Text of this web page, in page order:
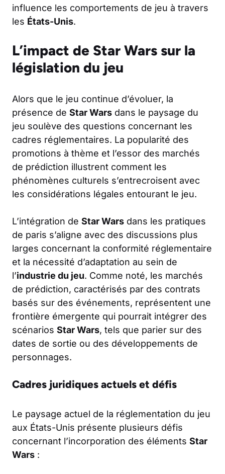
influence les comportements de jeu à travers
les États-Unis.
L’impact de Star Wars sur la
législation du jeu
Alors que le jeu continue d’évoluer, la
présence de Star Wars dans le paysage du
jeu soulève des questions concernant les
cadres réglementaires. La popularité des
promotions à thème et l’essor des marchés
de prédiction illustrent comment les
phénomènes culturels s’entrecroisent avec
les considérations légales entourant le jeu.
L’intégration de Star Wars dans les pratiques
de paris s’aligne avec des discussions plus
larges concernant la conformité réglementaire
et la nécessité d’adaptation au sein de
l’industrie du jeu. Comme noté, les marchés
de prédiction, caractérisés par des contrats
basés sur des événements, représentent une
frontière émergente qui pourrait intégrer des
scénarios Star Wars, tels que parier sur des
dates de sortie ou des développements de
personnages.
Cadres juridiques actuels et défis
Le paysage actuel de la réglementation du jeu
aux États-Unis présente plusieurs défis
concernant l’incorporation des éléments Star
Wars :